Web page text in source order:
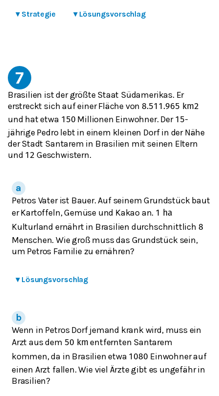
▾ Strategie ▾ Lösungsvorschlag
7
Brasilien ist der größte Staat Südamerikas. Er
erstreckt sich auf einer Fläche von8.511.965 km2
und hat etwa 150 Millionen Einwohner. Der 15-
jährige Pedro lebt in einem kleinen Dorf in der Nähe
der Stadt Santarem in Brasilien mit seinen Eltern
und 12 Geschwistern.
Petros Vater ist Bauer. Auf seinem Grundstück baut
er Kartoffeln, Gemüse und Kakao an. 1 ha
Kulturland ernährt in Brasilien durchschnittlich 8
Menschen. Wie groß muss das Grundstück sein,
um Petros Familie zu ernähren?
▾ Lösungsvorschlag
Wenn in Petros Dorf jemand krank wird, muss ein
Arzt aus dem 50 km entfernten Santarem
kommen, da in Brasilien etwa 1080 Einwohner auf
einen Arzt fallen. Wie viel Ärzte gibt es ungefähr in
Brasilien?